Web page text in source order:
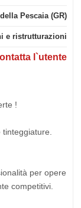
Pescaia (GR)
e ristrutturazioni
l`utente
!
per opere
competitivi.